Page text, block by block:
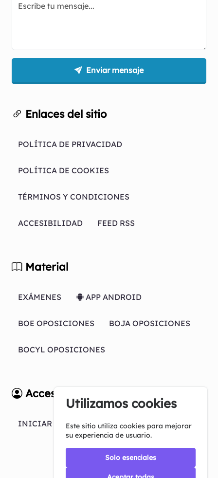
Enviar mensaje
Enlaces del sitio
POLÍTICA DE PRIVACIDAD
POLÍTICA DE COOKIES
TÉRMINOS Y CONDICIONES
ACCESIBILIDAD FEED RSS
Material
EXÁMENES APP ANDROID
BOE OPOSICIONES BOJA OPOSICIONES
BOCYL OPOSICIONES
Acceso
INICIAR SESION
Utilizamos cookies
Este sitio utiliza cookies para mejorar
su experiencia de usuario.
Solo esenciales